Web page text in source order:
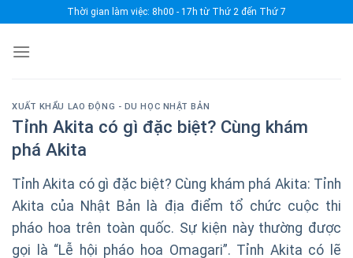
to
content
Thời gian làm việc: 8h00 - 17h từ Thứ 2 đến Thứ 7
XUẤT KHẨU LAO ĐỘNG - DU HỌC NHẬT BẢN
Tỉnh Akita có gì đặc biệt? Cùng khám
phá Akita
Tỉnh Akita có gì đặc biệt? Cùng khám phá Akita: Tỉnh
Akita của Nhật Bản là địa điểm tổ chức cuộc thi
pháo hoa trên toàn quốc. Sự kiện này thường được
gọi là “Lễ hội pháo hoa Omagari”. Tỉnh Akita có lẽ